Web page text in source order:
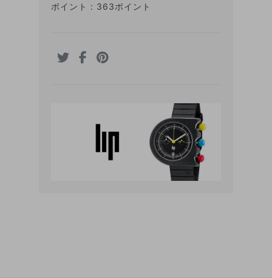
ポイント : 363ポイント
ITEM LIST